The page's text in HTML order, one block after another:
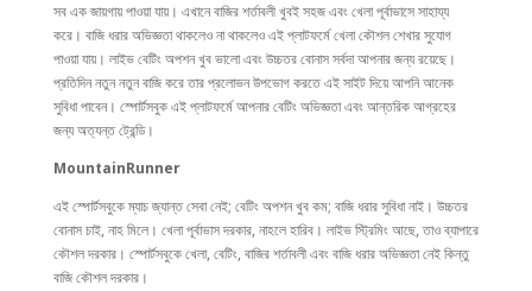
সব এক জায়গায় পাওয়া যায়। এখানে বাজির শর্তাবলী খুবই সহজ এবং খেলা পূর্বাভাসে সাহায্য
করে। বাজি ধরার অভিজ্ঞতা থাকলেও না থাকলেও এই প্লাটফর্মে খেলা কৌশল শেখার সুযোগ
পাওয়া যায়। লাইভ বেটিং অপশন খুব ভালো এবং উচ্চতর বোনাস সর্বদা আপনার জন্য রয়েছে।
প্রতিদিন নতুন নতুন বাজি করে তার প্রলোভন উপভোগ করতে এই সাইট দিয়ে আপনি আনেক
সুবিধা পাবেন। স্পোর্টসবুক এই প্লাটফর্মে আপনার বেটিং অভিজ্ঞতা এবং আন্তরিক আগ্রহের
জন্য অত্যন্ত ট্রেন্ডি।
MountainRunner
এই স্পোর্টসবুকে ম্যাচ জ্যান্ত সেবা নেই; বেটিং অপশন খুব কম; বাজি ধরার সুবিধা নাই। উচ্চতর
বোনাস চাই, নাহ মিলে। খেলা পূর্বাভাস দরকার, নাহলে হারিব। লাইভ স্ট্রিমিং আছে, তাও ব্যাপারে
কৌশল দরকার। স্পোর্টসবুকে খেলা, বেটিং, বাজির শর্তাবলী এবং বাজি ধরার অভিজ্ঞতা নেই কিন্তু
বাজি কৌশল দরকার।